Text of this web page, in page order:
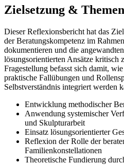
Zielsetzung & Themen
Dieser Reflexionsbericht hat das
der Beratungskompetenz im
dokumentieren und die
lösungsorientierten Ansätze kritisch
Fragestellung befasst sich damit,
praktische Fallübungen und
Selbstverständnis integriert werden
Entwicklung methodischer
Anwendung systemischer
und Skulpturarbeit
Einsatz lösungsorientierter
Reflexion der Rolle der
Familienkonstellationen
Theoretische Fundierung